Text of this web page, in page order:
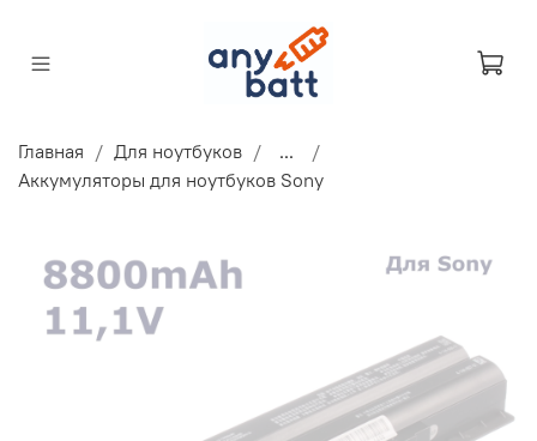
Главная Для ноутбуков
...
Аккумуляторы для ноутбуков Sony